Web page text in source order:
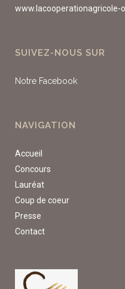
www.lacooperationagricole-
SUIVEZ-NOUS SUR
Notre Facebook
NAVIGATION
Accueil
Concours
Lauréat
Coup de coeur
Presse
Contact